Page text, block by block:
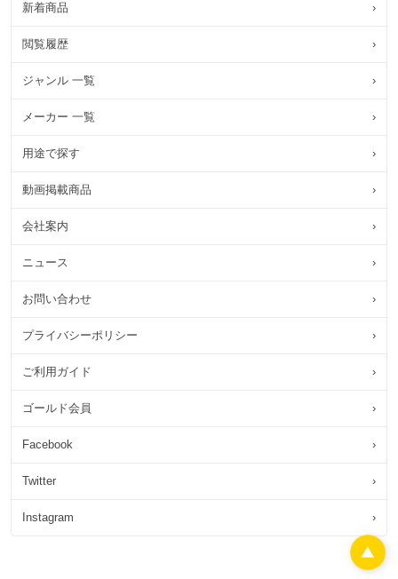
新着商品 ›
閲覧履歴 ›
ジャンル 一覧 ›
メーカー 一覧 ›
用途で探す ›
動画掲載商品 ›
会社案内 ›
ニュース ›
お問い合わせ ›
プライバシーポリシー ›
ご利用ガイド ›
ゴールド会員 ›
Facebook ›
Twitter ›
Instagram ›